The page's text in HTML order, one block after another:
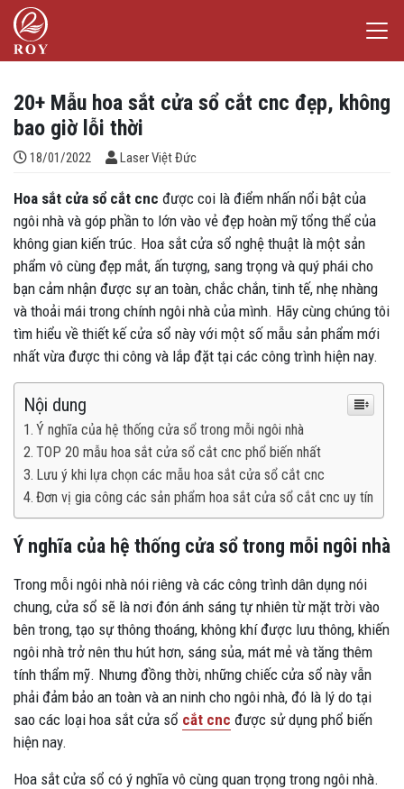
Chuyển đến nội dung
Laser Việt Đức
20+ Mẫu hoa sắt cửa sổ cắt cnc đẹp, không
bao giờ lỗi thời
18/01/2022 Đăng bởi
Laser Việt Đức
Hoa sắt cửa sổ cắt cnc được coi là điểm nhấn nổi bật của
ngôi nhà và góp phần to lớn vào vẻ đẹp hoàn mỹ tổng thể của
không gian kiến ​​trúc. Hoa sắt cửa sổ nghệ thuật là một sản
phẩm vô cùng đẹp mắt, ấn tượng, sang trọng và quý phái cho
bạn cảm nhận được sự an toàn, chắc chắn, tinh tế, nhẹ nhàng
và thoải mái trong chính ngôi nhà của mình. Hãy cùng chúng tôi
tìm hiểu về thiết kế cửa sổ này với một số mẫu sản phẩm mới
nhất vừa được thi công và lắp đặt tại các công trình hiện nay.
Nội dung
Ý nghĩa của hệ thống cửa sổ trong mỗi ngôi nhà
TOP 20 mẫu hoa sắt cửa sổ cắt cnc phổ biến nhất
Lưu ý khi lựa chọn các mẫu hoa sắt cửa sổ cắt cnc
Đơn vị gia công các sản phẩm hoa sắt cửa sổ cắt cnc uy tín
Ý nghĩa của hệ thống cửa sổ trong mỗi ngôi nhà
Trong mỗi ngôi nhà nói riêng và các công trình dân dụng nói
chung, cửa sổ sẽ là nơi đón ánh sáng tự nhiên từ mặt trời vào
bên trong, tạo sự thông thoáng, không khí được lưu thông, khiến
ngôi nhà trở nên thu hút hơn, sáng sủa, mát mẻ và tăng thêm
tính thẩm mỹ. Nhưng đồng thời, những chiếc cửa sổ này vẫn
phải đảm bảo an toàn và an ninh cho ngôi nhà, đó là lý do tại
sao các loại hoa sắt cửa sổ cắt cnc được sử dụng phổ biến
hiện nay.
Hoa sắt cửa sổ có ý nghĩa vô cùng quan trọng trong ngôi nhà.